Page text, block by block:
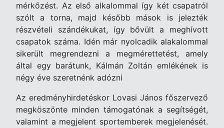
mérkőzést. Az első alkalommal így két csapatról
szólt a torna, majd később mások is jelezték
részvételi szándékukat, így bővült a meghívott
csapatok száma. Idén már nyolcadik alakalommal
sikerült megrendezni a megmérettetést, amely
által egy barátunk, Kálmán Zoltán emlékének is
négy éve szeretnénk adózni
Az eredményhirdetéskor Lovasi János főszervező
megköszönte minden támogatónak a segítségét,
valamint a megjelent sportemberek megjelenését.